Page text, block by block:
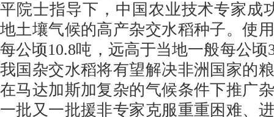
平院士指导下，中国农业技术专家成
地土壤气候的高产杂交水稻种子。使
每公顷10.8吨，远高于当地一般每公
我国杂交水稻将有望解决非洲国家的
在马达加斯加复杂的气候条件下推广
一批又一批援非专家克服重重困难、